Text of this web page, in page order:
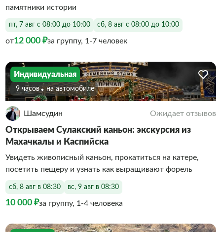
памятники истории
пт, 7 авг с 08:00 до 10:00 сб, 8 авг с 08:00 до 10:00
от12 000 ₽за группу, 1-7 человек
Индивидуальная
9 часов На автомобиле
Шамсудин Ожидает отзывов
Открываем Сулакский каньон: экскурсия из
Махачкалы и Каспийска
Увидеть живописный каньон, прокатиться на катере,
посетить пещеру и узнать как выращивают форель
сб, 8 авг в 08:30 вс, 9 авг в 08:30
10 000 ₽за группу, 1-4 человека